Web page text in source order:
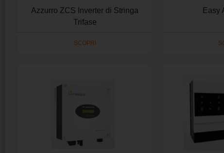
Azzurro ZCS Inverter di Stringa
Trifase
SCOPRI
Easy